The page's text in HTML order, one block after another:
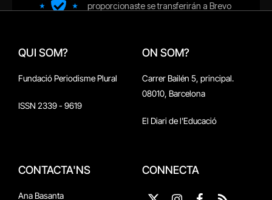
QUI SOM?
Fundació Periodisme Plural
ISSN 2339 - 9619
ON SOM?
Carrer Bailén 5, principal.
08010, Barcelona
El Diari de l'Educació
CONTACTA'NS
Ana Basanta
CONNECTA